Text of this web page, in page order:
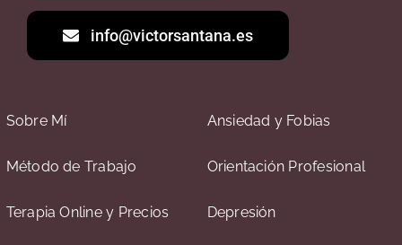
info@victorsantana.es
Sobre Mí
Método de Trabajo
Terapia Online y Precios
Ansiedad y Fobias
Orientación Profesional
Depresión